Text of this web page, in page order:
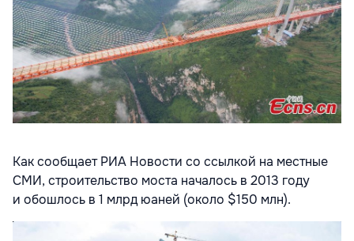
Как сообщает РИА Новости со ссылкой на местные
СМИ, строительство моста началось в 2013 году
и обошлось в 1 млрд юаней (около $150 млн).